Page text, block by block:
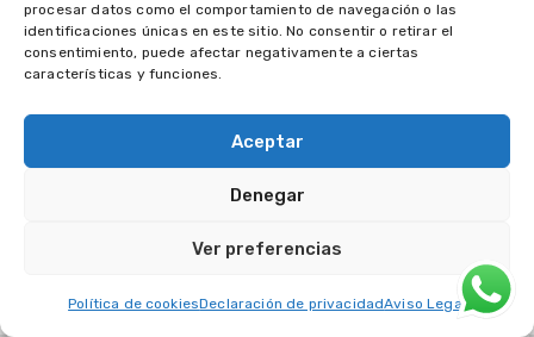
procesar datos como el comportamiento de navegación o las
identificaciones únicas en este sitio. No consentir o retirar el
consentimiento, puede afectar negativamente a ciertas
características y funciones.
Aceptar
Denegar
Ver preferencias
Política de cookiesDeclaración de privacidadAviso Legal
© {{Y}}. All Rights Reserved.